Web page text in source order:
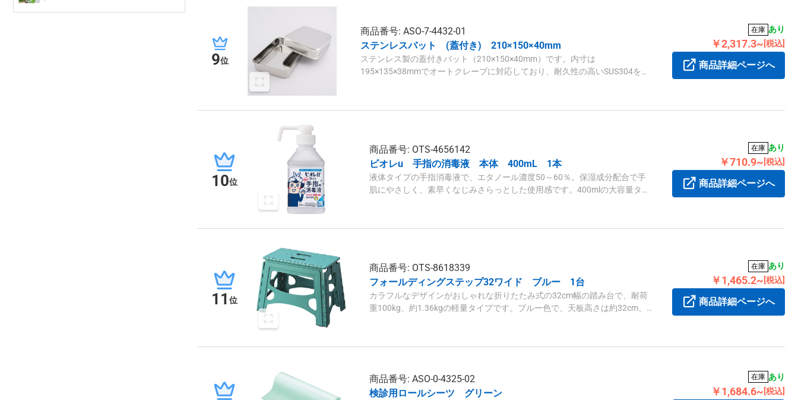
9位
商品番号: ASO-7-4432-01
ステンレスバット (蓋付き) 210×150×40mm
ステンレス製の蓋付きバット（210×150×40mm）です。内寸は
195×135×38mmでオートクレーブに対応しており、耐久性の高いSUS304を使
在庫 あり
￥2,317.3~ [税込]
商品詳細ページへ
10位
商品番号: OTS-4656142
ビオレu 手指の消毒液 本体 400mL 1本
液体タイプの手指消毒液で、エタノール濃度50～60％。保湿成分配合で手
肌にやさしく、素早くなじみさらっとした使用感です。400mlの大容量タイ
在庫 あり
￥710.9~ [税込]
商品詳細ページへ
11 位
商品番号: OTS-8618339
フォールディングステップ32ワイド ブルー 1台
カラフルなデザインがおしゃれな折りたたみ式の32cm幅の踏み台で、耐荷
重100kg、約1.36kgの軽量タイプです。ブルー色で、天板高さは約32cm、
在庫 あり
￥1,465.2~ [税込]
商品詳細ページへ
商品番号: ASO-0-4325-02
検診用ロールシーツ グリーン
在庫 あり
￥1,684.6~[税込]